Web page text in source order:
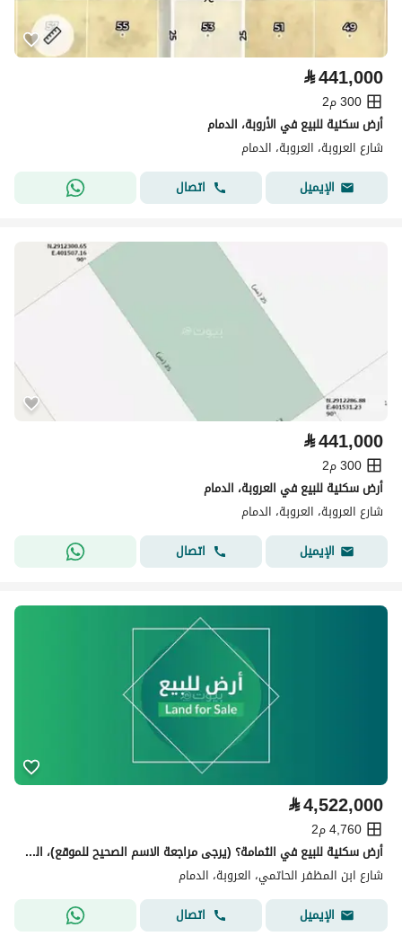
⃁441,000
300 م2
أرض سكنية للبيع في الأروبة، الدمام
شارع العروبة، العروبة، الدمام
الإيميل
اتصال
⃁441,000
300 م2
أرض سكنية للبيع في العروبة، الدمام
شارع العروبة، العروبة، الدمام
الإيميل
اتصال
⃁4,522,000
4,760 م2
أرض سكنية للبيع في الثمامة؟ (يرجى مراجعة الاسم الصحيح للموقع)، الدمام
شارع ابن المظفر الحاتمي، العروبة، الدمام
الإيميل
اتصال